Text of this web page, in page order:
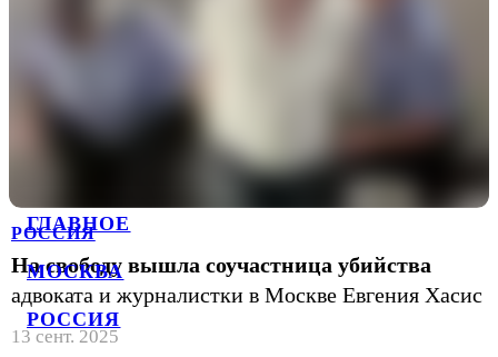
ГЛАВНОЕ
МОСКВА
РОССИЯ
РОССИЯ
На свободу вышла соучастница убийства
адвоката и журналистки в Москве Евгения Хасис
13 сент. 2025